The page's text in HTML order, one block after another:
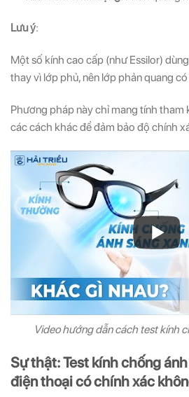
Lưu ý:
Một số kính cao cấp (như Essilor)
thay vì lớp phủ, nên lớp phản quang
Phương pháp này chỉ mang tính tham
các cách khác để đảm bảo độ chính
Video hướng dẫn cách test kính
Sự thật: Test kính chống
điện thoại có chính xác